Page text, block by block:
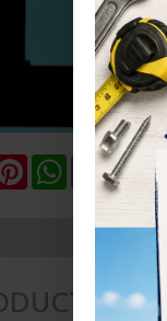
PinterestWhatsApp
Email